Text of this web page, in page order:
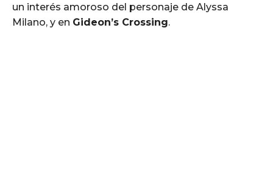
un interés amoroso del personaje de Alyssa
Milano, y en Gideon’s Crossing.